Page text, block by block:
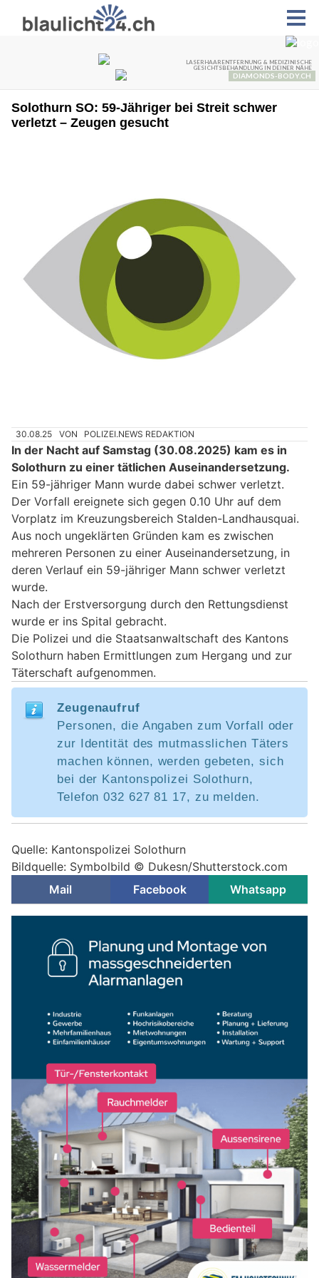
Solothurn SO: 59-Jähriger bei Streit schwer
verletzt – Zeugen gesucht
30.08.25 VON POLIZEI.NEWS REDAKTION
In der Nacht auf Samstag (30.08.2025) kam es in
Solothurn zu einer tätlichen Auseinandersetzung.
Ein 59-jähriger Mann wurde dabei schwer verletzt.
Der Vorfall ereignete sich gegen 0.10 Uhr auf dem
Vorplatz im Kreuzungsbereich Stalden-Landhausquai.
Aus noch ungeklärten Gründen kam es zwischen
mehreren Personen zu einer Auseinandersetzung, in
deren Verlauf ein 59-jähriger Mann schwer verletzt
wurde.
Nach der Erstversorgung durch den Rettungsdienst
wurde er ins Spital gebracht.
Die Polizei und die Staatsanwaltschaft des Kantons
Solothurn haben Ermittlungen zum Hergang und zur
Täterschaft aufgenommen.
Zeugenaufruf
Personen, die Angaben zum Vorfall oder
zur Identität des mutmasslichen Täters
machen können, werden gebeten, sich
bei der Kantonspolizei Solothurn,
Telefon 032 627 81 17, zu melden.
Quelle: Kantonspolizei Solothurn
Bildquelle: Symbolbild © Dukesn/Shutterstock.com
Mail
Facebook Whatsapp